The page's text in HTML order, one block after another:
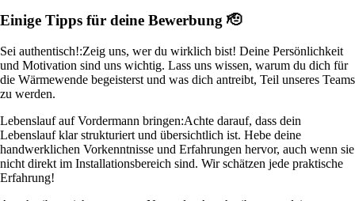
Einige Tipps für deine Bewerbung 🫡
Sei authentisch!:Zeig uns, wer du wirklich bist! Deine Persönlichkeit
und Motivation sind uns wichtig. Lass uns wissen, warum du dich für
die Wärmewende begeisterst und was dich antreibt, Teil unseres Teams
zu werden.
Lebenslauf auf Vordermann bringen:Achte darauf, dass dein
Lebenslauf klar strukturiert und übersichtlich ist. Hebe deine
handwerklichen Vorkenntnisse und Erfahrungen hervor, auch wenn sie
nicht direkt im Installationsbereich sind. Wir schätzen jede praktische
Erfahrung!